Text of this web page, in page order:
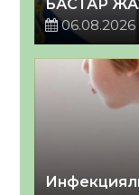
БАСТАР
06.08.2026